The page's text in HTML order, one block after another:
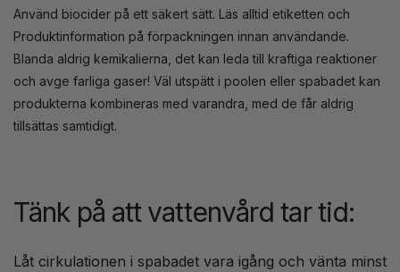
Använd biocider på ett säkert sätt. Läs alltid etiketten och
Produktinformation på förpackningen innan användande.
Blanda aldrig kemikalierna, det kan leda till kraftiga reaktioner
och avge farliga gaser! Väl utspätt i poolen eller spabadet kan
produkterna kombineras med varandra, med de får aldrig
tillsättas samtidigt.
Tänk på att vattenvård tar tid:
Låt cirkulationen i spabadet vara igång och vänta minst